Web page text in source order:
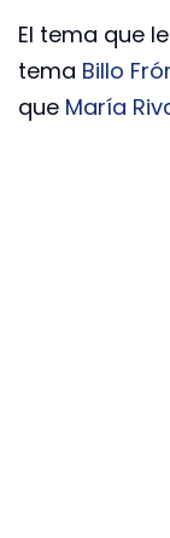
El tema que
tema Billo
que María